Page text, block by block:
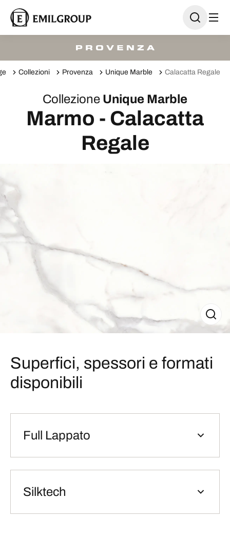
Collezioni Provenza Unique Marble Calacatta Regale
Collezione Unique Marble
Marmo - Calacatta
Regale
Superfici, spessori e formati
disponibili
Full Lappato
Silktech